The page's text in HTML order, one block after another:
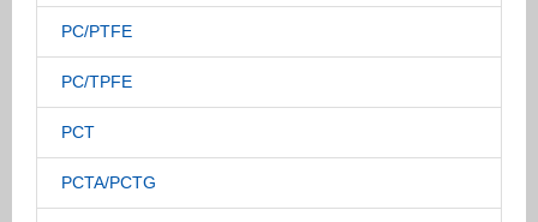
PC/PTFE
PC/TPFE
PCT
PCTA/PCTG